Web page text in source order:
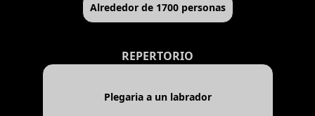
Alrededor de 1700 personas
REPERTORIO
Plegaria a un labrador